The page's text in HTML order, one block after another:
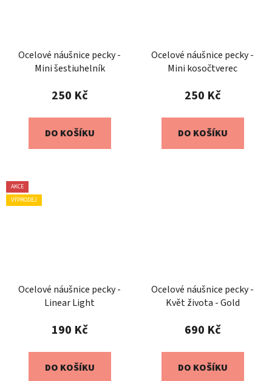
Ocelové náušnice pecky -
Mini šestiuhelník
250 Kč
DO KOŠÍKU
Ocelové náušnice pecky -
Mini kosočtverec
250 Kč
DO KOŠÍKU
AKCE
VÝPRODEJ
Ocelové náušnice pecky -
Linear Light
190 Kč
DO KOŠÍKU
Ocelové náušnice pecky -
Květ života - Gold
690 Kč
DO KOŠÍKU